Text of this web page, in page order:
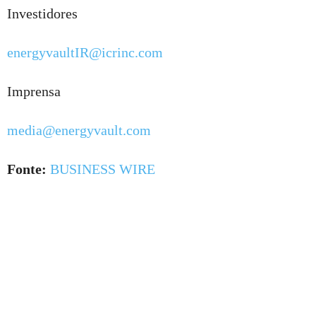
Investidores
energyvaultIR@icrinc.com
Imprensa
media@energyvault.com
Fonte: BUSINESS WIRE